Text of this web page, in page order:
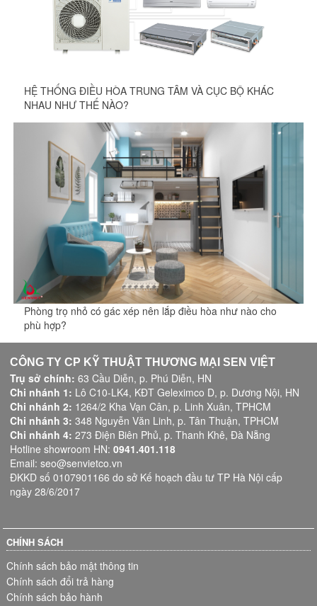
HỆ THỐNG ĐIỀU HÒA TRUNG TÂM VÀ CỤC BỘ KHÁC
NHAU NHƯ THẾ NÀO?
Phòng trọ nhỏ có gác xép nên lắp điều hòa như nào cho
phù hợp?
CÔNG TY CP KỸ THUẬT THƯƠNG MẠI SEN VIỆT
Trụ sở chính: 63 Cầu Diễn, p. Phú Diễn, HN
Chi nhánh 1: Lô C10-LK4, KĐT Geleximco D, p. Dương Nội, HN
Chi nhánh 2: 1264/2 Kha Vạn Cân, p. Linh Xuân, TPHCM
Chi nhánh 3:348 Nguyễn Văn Linh, p. Tân Thuận, TPHCM
Chi nhánh 4:273 Điện Biên Phủ, p. Thanh Khê, Đà Nẵng
Hotline showroom HN:0941.401.118
Email: seo@senvietco.vn
ĐKKD số 0107901166 do sở Kế hoạch đầu tư TP Hà Nội cấp
ngày 28/6/2017
CHÍNH SÁCH
Chính sách bảo mật thông tin
Chính sách đổi trả hàng
Chính sách bảo hành